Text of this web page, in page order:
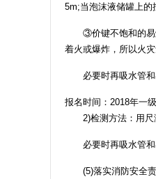
5m;当泡沫液储罐上的
③价键不饱和的易燃
着火或爆炸，所以火灾
必要时再吸水管和
报名时间：2018年一
2)检测方法：用尺
必要时再吸水管和
(5)落实消防安全责